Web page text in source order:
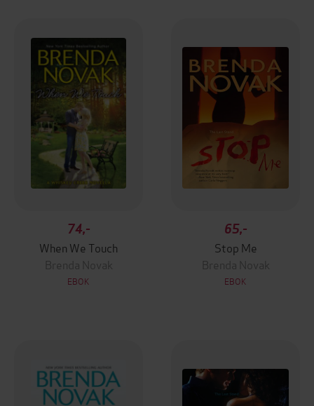
74,-
When We Touch
Brenda Novak
EBOK
65,-
Stop Me
Brenda Novak
EBOK